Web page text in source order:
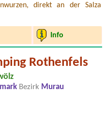
direkt an der Salza
Info
Rothenfels
Bezirk Murau